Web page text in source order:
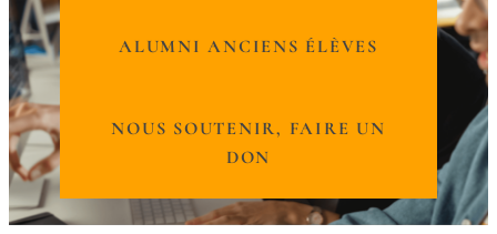
ALUMNI ANCIENS ÉLÈVES
NOUS SOUTENIR, FAIRE UN
DON